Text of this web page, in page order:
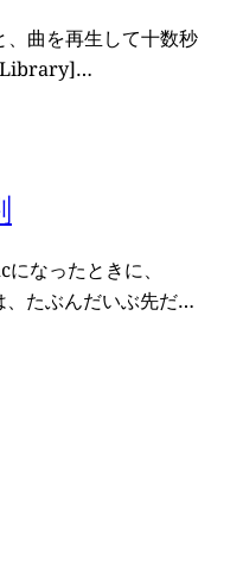
曲を再生して十数秒
Library]…
なったときに、
たぶんだいぶ先だ…